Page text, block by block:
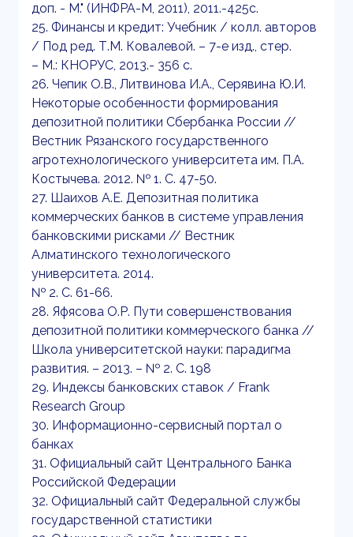
доп. - М." (ИНФРА-М, 2011), 2011.-425с.
25. Финансы и кредит: Учебник / колл. авторов
/ Под ред. Т.М. Ковалевой. – 7-е изд., стер.
– М.: КНОРУС, 2013.- 356 с.
26. Чепик О.В., Литвинова И.А., Серявина Ю.И.
Некоторые особенности формирования
депозитной политики Сбербанка России //
Вестник Рязанского государственного
агротехнологического университета им. П.А.
Костычева. 2012. № 1. С. 47-50.
27. Шаихов А.Е. Депозитная политика
коммерческих банков в системе управления
банковскими рисками // Вестник
Алматинского технологического
университета. 2014.
№ 2. С. 61-66.
28. Яфясова О.Р. Пути совершенствования
депозитной политики коммерческого банка //
Школа университетской науки: парадигма
развития. – 2013. – № 2. С. 198
29. Индексы банковских ставок / Frank
Research Group
30. Информационно-сервисный портал о
банках
31. Официальный сайт Центрального Банка
Российской Федерации
32. Официальный сайт Федеральной службы
государственной статистики